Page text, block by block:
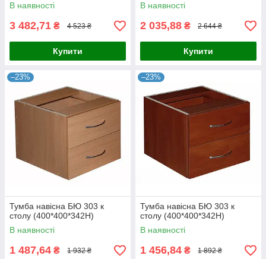
В наявності
3 482,71 ₴ 4 523 ₴
Купити
В наявності
2 035,88 ₴ 2 644 ₴
Купити
–23%
Тумба навісна БЮ 303 к
столу (400*400*342Н)
В наявності
1 487,64 ₴ 1 932 ₴
–23%
Тумба навісна БЮ 303 к
столу (400*400*342Н)
В наявності
1 456,84 ₴ 1 892 ₴